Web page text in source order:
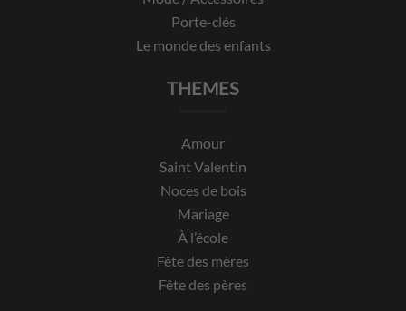
Porte-clés
Le monde des enfants
THEMES
Amour
Saint Valentin
Noces de bois
Mariage
À l’école
Fête des mères
Fête des pères